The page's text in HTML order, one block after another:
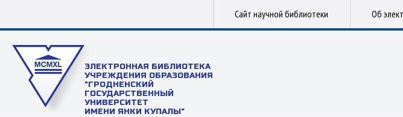
Сайт научной библиотеки Об
ЭЛЕКТРОННАЯ БИБЛИОТЕКА
УЧРЕЖДЕНИЯ ОБРАЗОВАНИЯ
"ГРОДНЕНСКИЙ
ГОСУДАРСТВЕННЫЙ
УНИВЕРСИТЕТ
ИМЕНИ ЯНКИ КУПАЛЫ"